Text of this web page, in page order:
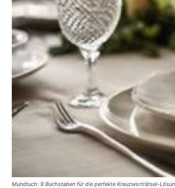
Mundtuch: 9 Buchstaben für die perfekte Kreuzworträtsel-